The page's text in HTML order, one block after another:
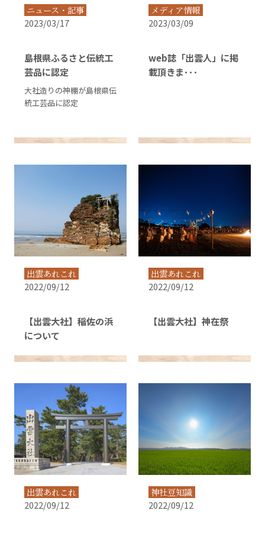
ニュース・記事
2023/03/17
島根県ふるさと伝統工
芸品に認定
大社造りの神棚が島根県伝
統工芸品に認定
メディア情報
2023/03/09
web誌「出雲人」に掲
載頂きま･･･
出雲あれこれ
2022/09/12
【出雲大社】稲佐の浜
について
出雲あれこれ
2022/09/12
【出雲大社】神在祭
出雲あれこれ
2022/09/12
神社豆知識
2022/09/12